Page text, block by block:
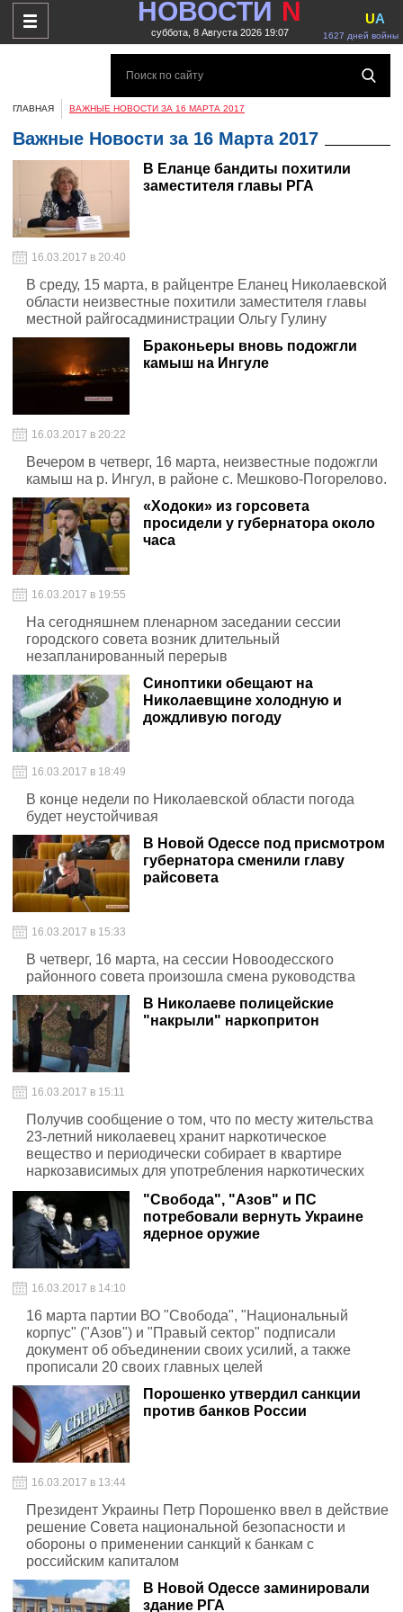
НОВОСТИ N
суббота, 8 Августа 2026 19:07 1627 дней войны
UA
ГЛАВНАЯ ВАЖНЫЕ НОВОСТИ ЗА 16 МАРТА 2017
Важные Новости за 16 Марта 2017
В Еланце бандиты похитили
заместителя главы РГА
16.03.2017 в 20:40
В среду, 15 марта, в райцентре Еланец Николаевской
области неизвестные похитили заместителя главы
местной райгосадминистрации Ольгу Гулину
Браконьеры вновь подожгли
камыш на Ингуле
16.03.2017 в 20:22
Вечером в четверг, 16 марта, неизвестные подожгли
камыш на р. Ингул, в районе с. Мешково-Погорелово.
«Ходоки» из горсовета
просидели у губернатора около
часа
16.03.2017 в 19:55
На сегодняшнем пленарном заседании сессии
городского совета возник длительный
незапланированный перерыв
Синоптики обещают на
Николаевщине холодную и
дождливую погоду
16.03.2017 в 18:49
В конце недели по Николаевской области погода
будет неустойчивая
В Новой Одессе под присмотром
губернатора сменили главу
райсовета
16.03.2017 в 15:33
В четверг, 16 марта, на сессии Новоодесского
районного совета произошла смена руководства
В Николаеве полицейские
"накрыли" наркопритон
16.03.2017 в 15:11
Получив сообщение о том, что по месту жительства
23-летний николаевец хранит наркотическое
вещество и периодически собирает в квартире
наркозависимых для употребления наркотических
средств, полицейские провели обыск
"Свобода", "Азов" и ПС
потребовали вернуть Украине
ядерное оружие
16.03.2017 в 14:10
16 марта партии ВО "Свобода", "Национальный
корпус" ("Азов") и "Правый сектор" подписали
документ об объединении своих усилий, а также
прописали 20 своих главных целей
Порошенко утвердил санкции
против банков России
16.03.2017 в 13:44
Президент Украины Петр Порошенко ввел в действие
решение Совета национальной безопасности и
обороны о применении санкций к банкам с
российским капиталом
В Новой Одессе заминировали
здание РГА